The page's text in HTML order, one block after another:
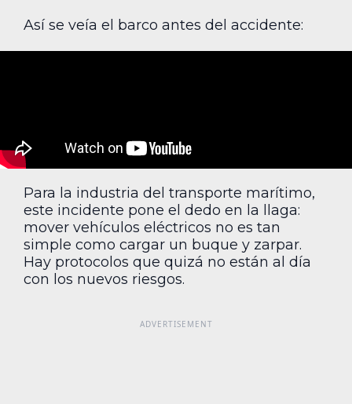
Así se veía el barco antes del accidente:
Para la industria del transporte marítimo,
este incidente pone el dedo en la llaga:
mover vehículos eléctricos no es tan
simple como cargar un buque y zarpar.
Hay protocolos que quizá no están al día
con los nuevos riesgos.